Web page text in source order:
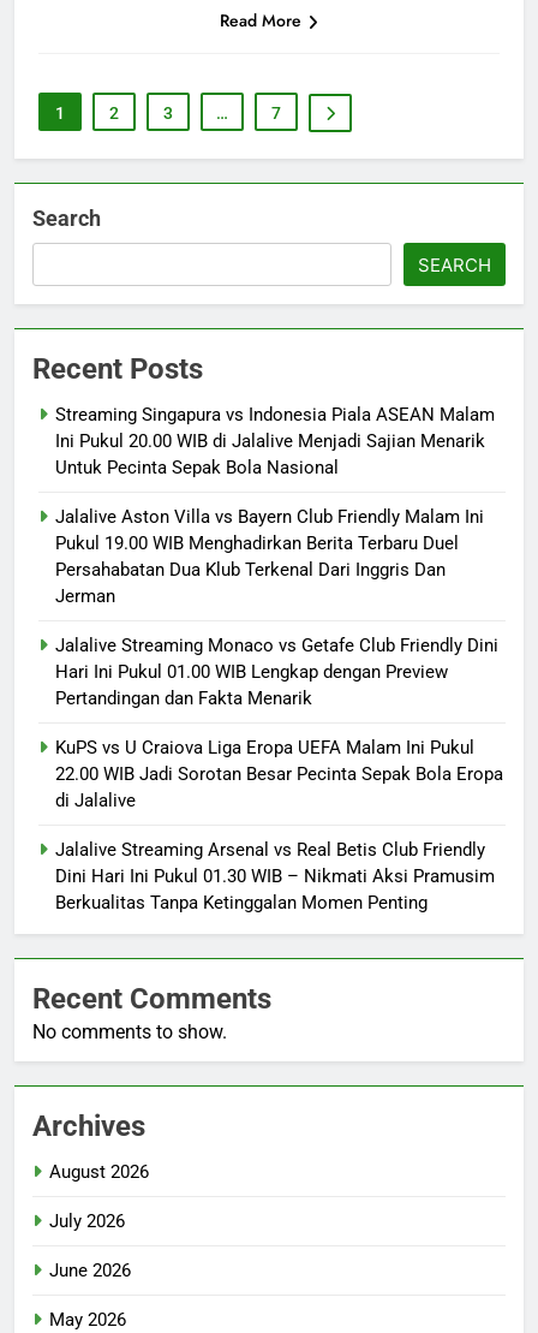
Read More
1 2 3 … 7
Search
SEARCH
Recent Posts
Streaming Singapura vs Indonesia Piala ASEAN Malam
Ini Pukul 20.00 WIB di Jalalive Menjadi Sajian Menarik
Untuk Pecinta Sepak Bola Nasional
Jalalive Aston Villa vs Bayern Club Friendly Malam Ini
Pukul 19.00 WIB Menghadirkan Berita Terbaru Duel
Persahabatan Dua Klub Terkenal Dari Inggris Dan
Jerman
Jalalive Streaming Monaco vs Getafe Club Friendly Dini
Hari Ini Pukul 01.00 WIB Lengkap dengan Preview
Pertandingan dan Fakta Menarik
KuPS vs U Craiova Liga Eropa UEFA Malam Ini Pukul
22.00 WIB Jadi Sorotan Besar Pecinta Sepak Bola Eropa
di Jalalive
Jalalive Streaming Arsenal vs Real Betis Club Friendly
Dini Hari Ini Pukul 01.30 WIB – Nikmati Aksi Pramusim
Berkualitas Tanpa Ketinggalan Momen Penting
Recent Comments
No comments to show.
Archives
August 2026
July 2026
June 2026
May 2026